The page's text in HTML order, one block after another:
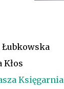
Księgarnia